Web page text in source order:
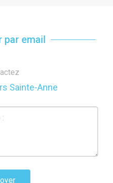
par email
Sainte-Anne